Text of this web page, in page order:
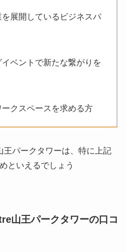
を展開しているビジネスパ
イベントで新たな繋がりを
ークスペースを求める方
王パークタワーは、特に上記
といえるでしょう
山王パークタワーの口コ